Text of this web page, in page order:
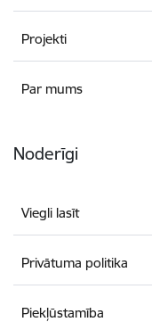
Projekti
Par mums
Noderīgi
Viegli lasīt
Privātuma politika
Piekļūstamība